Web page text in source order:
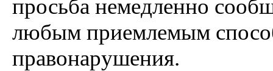
просьба немедленно
любым приемлемым
правонарушения.